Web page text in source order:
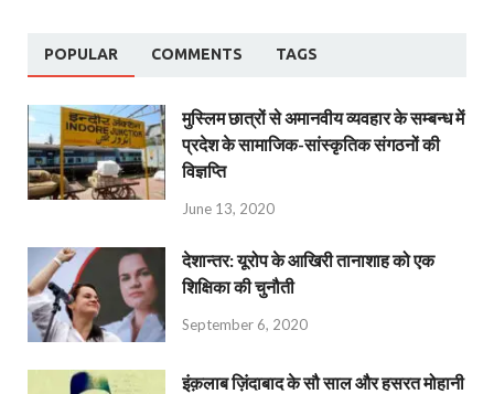
POPULAR COMMENTS TAGS
मुस्लिम छात्रों से अमानवीय व्यवहार के सम्बन्ध में
प्रदेश के सामाजिक-सांस्कृतिक संगठनों की
विज्ञप्ति
June 13, 2020
देशान्‍तर: यूरोप के आखिरी तानाशाह को एक
शिक्षिका की चुनौती
September 6, 2020
इंक़लाब ज़िंदाबाद के सौ साल और हसरत मोहानी